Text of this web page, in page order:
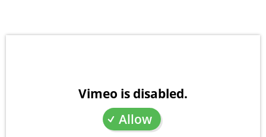
Vimeo is disabled.
Allow